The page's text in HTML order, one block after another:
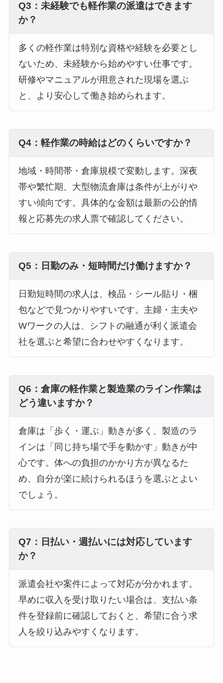
Q3：未経験でも軽作業の派遣はできます
か？
多くの軽作業は特別な資格や経験を必要とし
ないため、未経験から始めやすい仕事です。
研修やマニュアルが用意された現場を選ぶ
と、より安心して働き始められます。
Q4：軽作業の時給はどのくらいですか？
地域・時間帯・倉庫規模で変動します。深夜
帯や繁忙期、大型物流倉庫は条件が上がりや
すい傾向です。具体的な金額は最新の公的情
報と応募先の求人票で確認してください。
Q5：日勤のみ・短時間だけ働けますか？
日勤短時間の求人は、検品・シール貼り・梱
包などで見つかりやすいです。主婦・主夫や
Wワークの人は、シフトの融通が利く派遣会
社を選ぶと希望に合わせやすくなります。
Q6：倉庫の軽作業と製造業のライン作業は
どう違いますか？
倉庫は「歩く・運ぶ」動きが多く、製造のラ
インは「同じ持ち場で手を動かす」動きが中
心です。体への負担のかかり方が異なるた
め、自分が楽に続けられるほうを選ぶとよい
でしょう。
Q7：日払い・週払いには対応しています
か？
派遣会社や案件によって対応が分かれます。
早めに収入を受け取りたい場合は、支払い条
件を登録前に確認しておくと、希望に合う求
人を絞り込みやすくなります。